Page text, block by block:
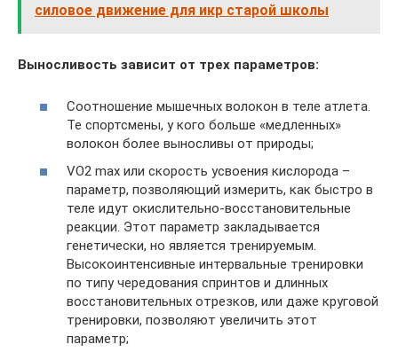
силовое движение для икр старой школы
Выносливость зависит от трех параметров:
Соотношение мышечных волокон в теле атлета.
Те спортсмены, у кого больше «медленных»
волокон более выносливы от природы;
VO2 max или скорость усвоения кислорода –
параметр, позволяющий измерить, как быстро в
теле идут окислительно-восстановительные
реакции. Этот параметр закладывается
генетически, но является тренируемым.
Высокоинтенсивные интервальные тренировки
по типу чередования спринтов и длинных
восстановительных отрезков, или даже круговой
тренировки, позволяют увеличить этот
параметр;